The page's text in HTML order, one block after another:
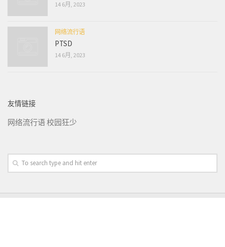
14 6月, 2023
网络流行语
PTSD
14 6月, 2023
友情链接
网络流行语校园狂少